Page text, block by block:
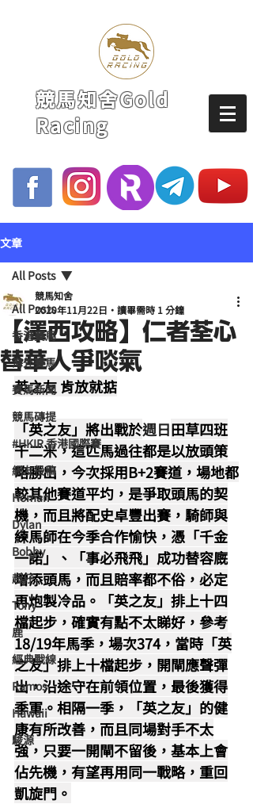
競馬知舍Gold
Racing
文章
All Posts
香港賽馬
海外賽馬
賽馬新聞
競馬磚提
#HKIR 香港國際賽
網友投稿
Homan
Dylan
Bobby
超仔
Tony
鹿
經典戰線
Ramos
Hawaii
駿源
All Posts
【澤西攻略】仁者荃心
替華人爭啖氣
競馬知舍
2020年11月22日
讀畢需時 1 分鐘
英之友 肯放就掂
「英之友」將出戰於週日田草四班
千二米，這匹馬過往都是以放頭策
略勝出，今次採用B+2賽道，場地都
較其他賽道平圴，是爭取頭馬的契
機，而且將配史卓豐出賽，騎師與
練馬師在今季合作愉快，憑「千金
一諾」、「事必飛飛」成功替容廐
增添頭馬，而且賠率都不俗，必定
再炮製冷品。「英之友」排上十四
檔起步，確實有點不太睇好，參考
18/19年馬季，場次374，當時「英
之友」排上十檔起步，開閘應聲彈
出，沿途守在前領位置，最後獲得
季軍。相隔一季，「英之友」的健
康有所改善，而且同場對手不太
強，只要一開閘不留後，基本上會
佔先機，有望再用同一戰略，重回
凱旋門。